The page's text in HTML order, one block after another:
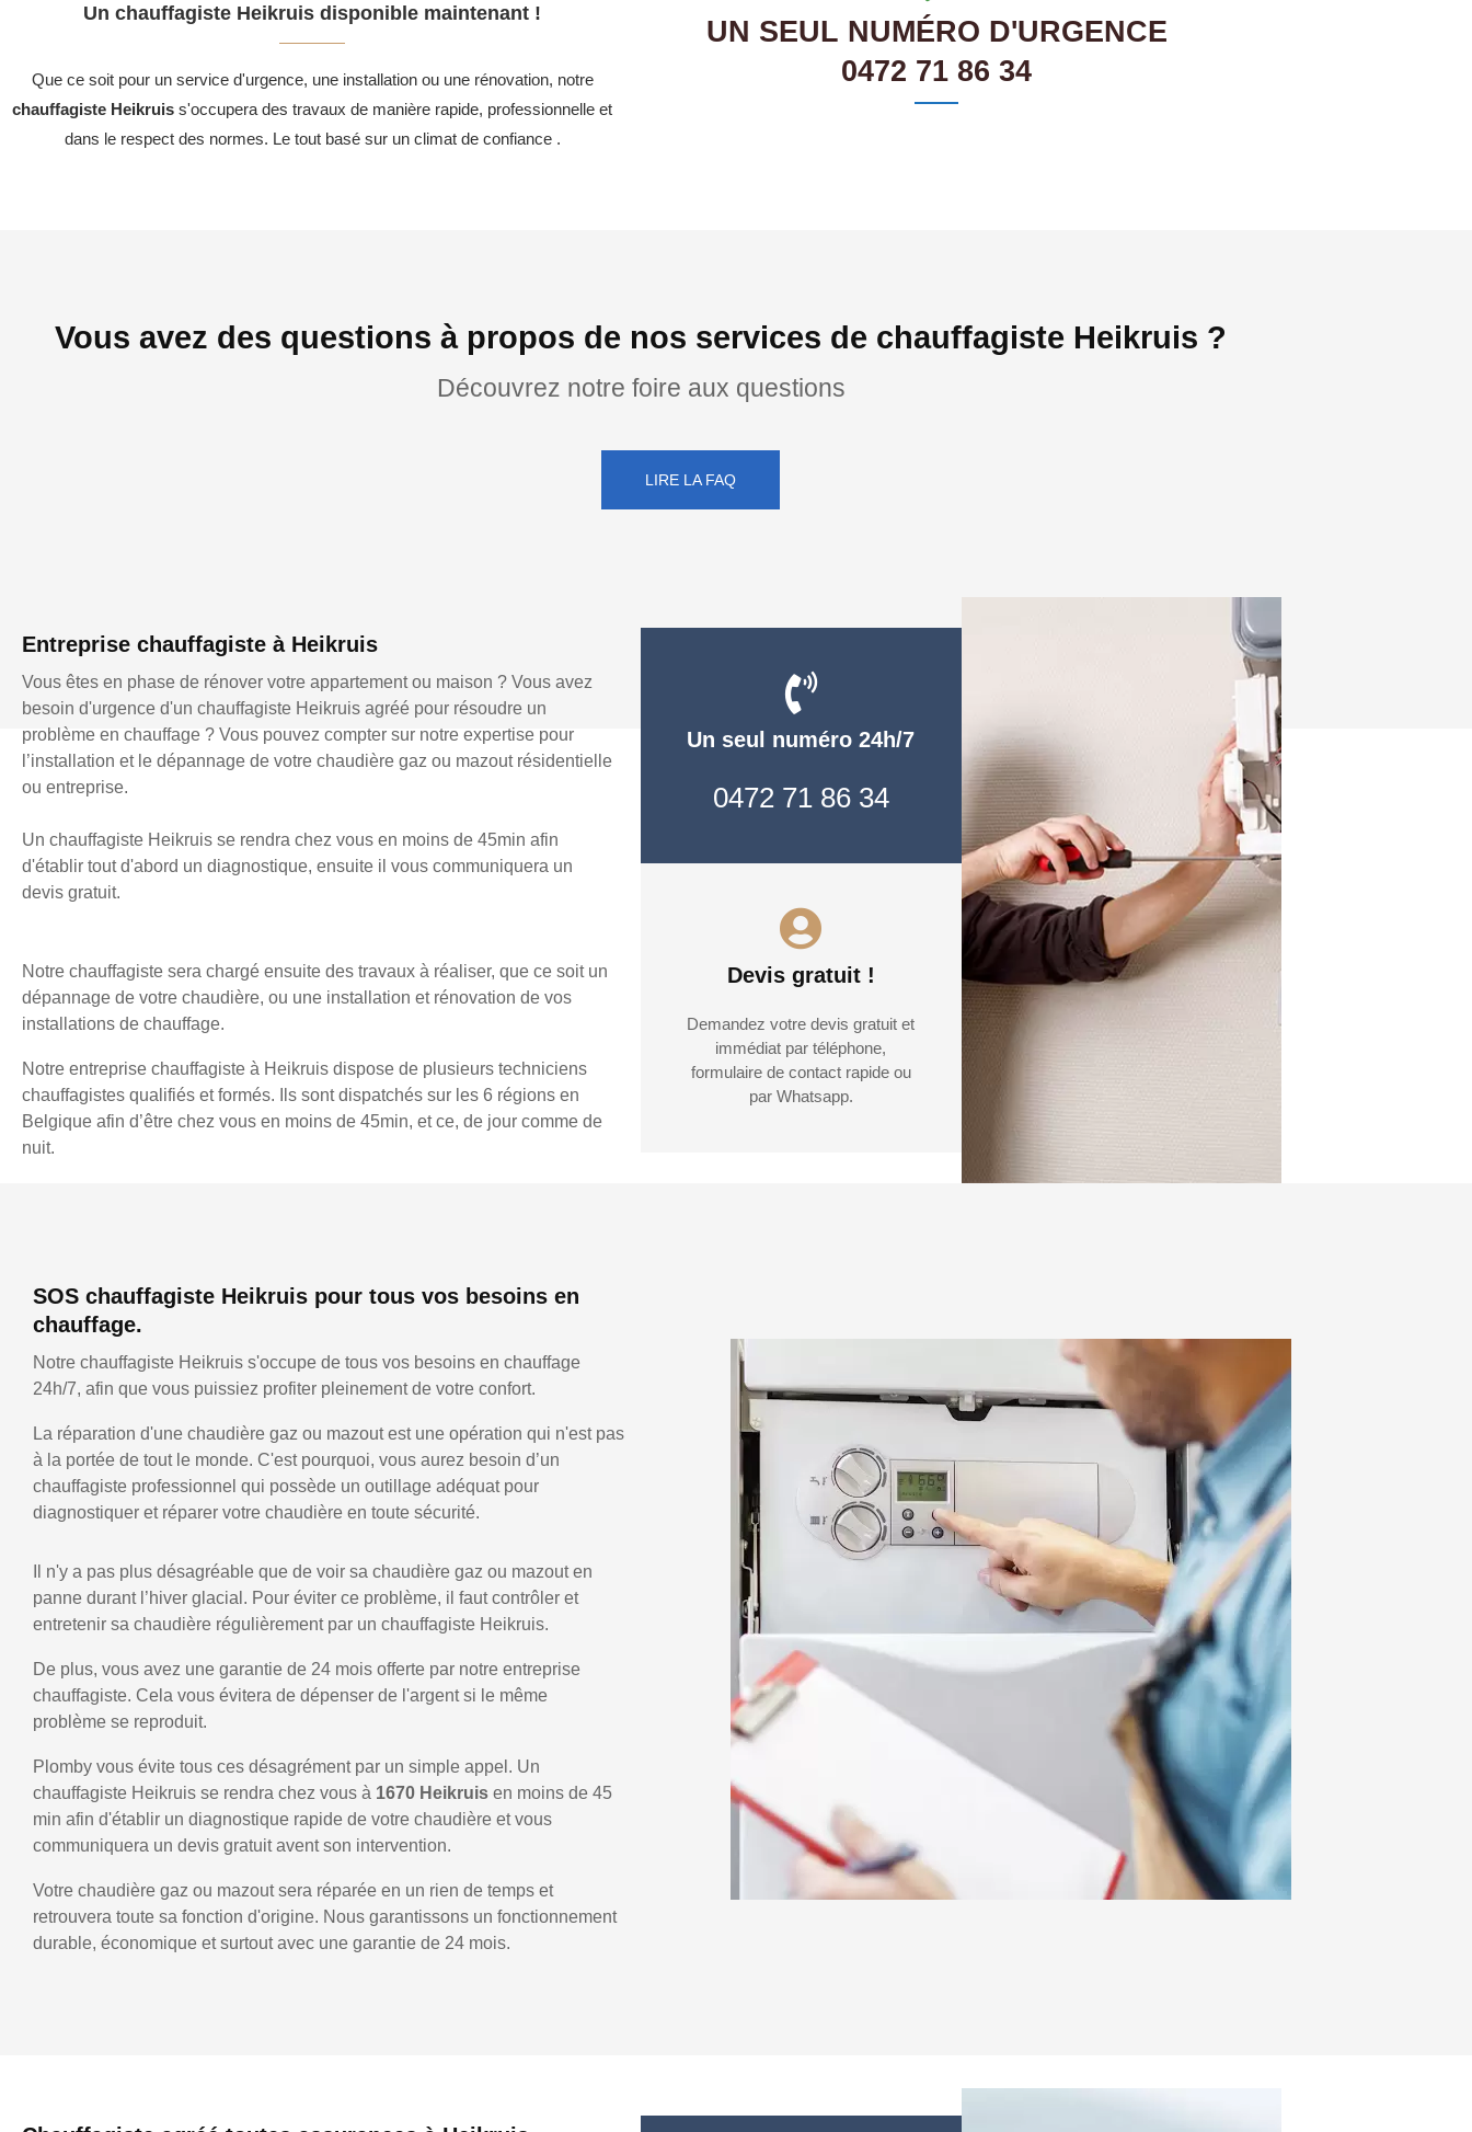
Un chauffagiste Heikruis disponible maintenant !
Que ce soit pour un service d'urgence, une installation ou une rénovation, notre
chauffagiste Heikruis s'occupera des travaux de manière rapide, professionnelle et
dans le respect des normes. Le tout basé sur un climat de confiance .
UN SEUL NUMÉRO D'URGENCE
0472 71 86 34
Vous avez des questions à propos de nos services de chauffagiste Heikruis ?
Découvrez notre foire aux questions
LIRE LA FAQ
Entreprise chauffagiste à Heikruis
Vous êtes en phase de rénover votre appartement ou maison ? Vous avez
besoin d'urgence d'un chauffagiste Heikruis agréé pour résoudre un
problème en chauffage ? Vous pouvez compter sur notre expertise pour
l’installation et le dépannage de votre chaudière gaz ou mazout résidentielle
ou entreprise.
Un chauffagiste Heikruis se rendra chez vous en moins de 45min afin
d'établir tout d'abord un diagnostique, ensuite il vous communiquera un
devis gratuit.
Notre chauffagiste sera chargé ensuite des travaux à réaliser, que ce soit un
dépannage de votre chaudière, ou une installation et rénovation de vos
installations de chauffage.
Notre entreprise chauffagiste à Heikruis dispose de plusieurs techniciens
chauffagistes qualifiés et formés. Ils sont dispatchés sur les 6 régions en
Belgique afin d’être chez vous en moins de 45min, et ce, de jour comme de
nuit.
Un seul numéro 24h/7
0472 71 86 34
Devis gratuit !
Demandez votre devis gratuit et
immédiat par téléphone,
formulaire de contact rapide ou
par Whatsapp.
SOS chauffagiste Heikruis pour tous vos besoins en
chauffage.
Notre chauffagiste Heikruis s'occupe de tous vos besoins en chauffage
24h/7, afin que vous puissiez profiter pleinement de votre confort.
La réparation d'une chaudière gaz ou mazout est une opération qui n'est pas
à la portée de tout le monde. C'est pourquoi, vous aurez besoin d’un
chauffagiste professionnel qui possède un outillage adéquat pour
diagnostiquer et réparer votre chaudière en toute sécurité.
Il n'y a pas plus désagréable que de voir sa chaudière gaz ou mazout en
panne durant l’hiver glacial. Pour éviter ce problème, il faut contrôler et
entretenir sa chaudière régulièrement par un chauffagiste Heikruis.
De plus, vous avez une garantie de 24 mois offerte par notre entreprise
chauffagiste. Cela vous évitera de dépenser de l'argent si le même
problème se reproduit.
Plomby vous évite tous ces désagrément par un simple appel. Un
chauffagiste Heikruis se rendra chez vous à 1670 Heikruis en moins de 45
min afin d'établir un diagnostique rapide de votre chaudière et vous
communiquera un devis gratuit avent son intervention.
Votre chaudière gaz ou mazout sera réparée en un rien de temps et
retrouvera toute sa fonction d'origine. Nous garantissons un fonctionnement
durable, économique et surtout avec une garantie de 24 mois.